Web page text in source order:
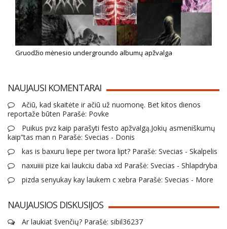
Gruodžio mėnesio undergroundo albumų apžvalga
NAUJAUSI KOMENTARAI
Ačiū, kad skaitėte ir ačiū už nuomonę. Bet kitos dienos
reportaže būten Parašė: Povke
Puikus pvz kaip parašyti festo apžvalgą.Jokių asmeniškumų
kaip”tas man n Parašė: Svecias - Donis
kas is baxuru liepe per twora lipt? Parašė: Svecias - Skalpelis
naxuiiii pize kai laukciu daba xd Parašė: Svecias - Shlapdryba
pizda senyukay kay laukem c xebra Parašė: Svecias - More
NAUJAUSIOS DISKUSIJOS
Ar laukiat švenčių? Parašė: sibil36237